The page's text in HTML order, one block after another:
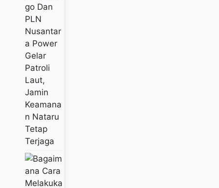
Go Dan
PLN
Nusantar
A Power
Gelar
Patroli
Laut,
Jamin
Keamana
N Nataru
Tetap
Terjaga